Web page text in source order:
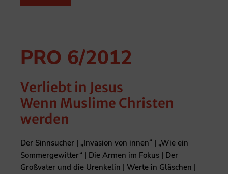
PRO 6/2012
Verliebt in Jesus
Wenn Muslime Christen
werden
Der Sinnsucher | „Invasion von innen“ | „Wie ein
Sommergewitter“ | Die Armen im Fokus | Der
Großvater und die Urenkelin | Werte in Gläschen |